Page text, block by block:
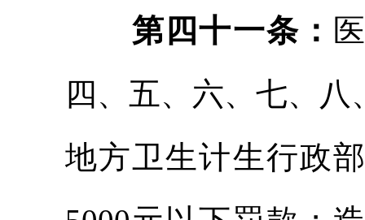
第四十一条：
四、五、六、七、
地方卫生计生行政